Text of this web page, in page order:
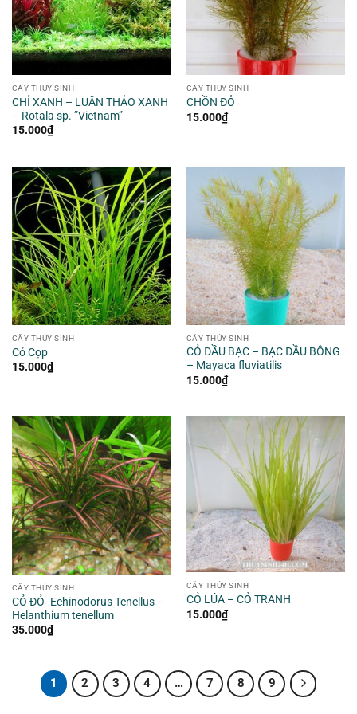
CÂY THỦY SINH
CHỈ XANH – LUÂN THẢO XANH
– Rotala sp. ”Vietnam”
15.000₫
CÂY THỦY SINH
CHỒN ĐỎ
15.000₫
CÂY THỦY SINH
Cỏ Cọp
15.000₫
CÂY THỦY SINH
CỎ ĐẦU BẠC – BẠC ĐẦU BÔNG
– Mayaca fluviatilis
15.000₫
CÂY THỦY SINH
CỎ ĐỎ -Echinodorus Tenellus –
Helanthium tenellum
35.000₫
CÂY THỦY SINH
CỎ LÚA – CỎ TRANH
15.000₫
1 2 3 4 … 7 8 9